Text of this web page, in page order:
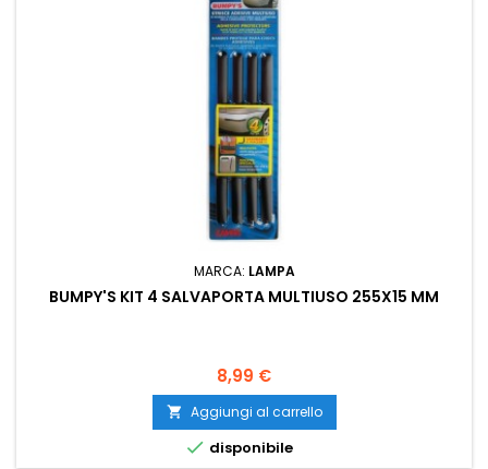
MARCA: LAMPA
BUMPY'S KIT 4 SALVAPORTA MULTIUSO 255X15 MM
Prezzo
8,99 €
 Aggiungi al carrello
 disponibile